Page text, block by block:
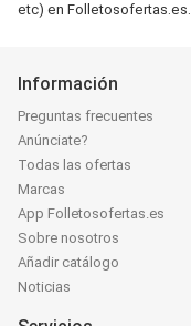
etc) en Folletosofertas.es.
Información
Preguntas frecuentes
Anúnciate?
Todas las ofertas
Marcas
App Folletosofertas.es
Sobre nosotros
Añadir catálogo
Noticias